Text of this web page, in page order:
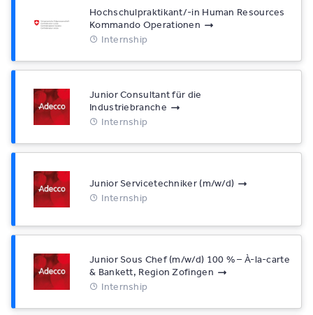
Hochschulpraktikant/-in Human Resources
Kommando Operationen
Internship
Junior Consultant für die
Industriebranche
Internship
Junior Servicetechniker (m/w/d)
Internship
Junior Sous Chef (m/w/d) 100 % – À-la-carte
& Bankett, Region Zofingen
Internship